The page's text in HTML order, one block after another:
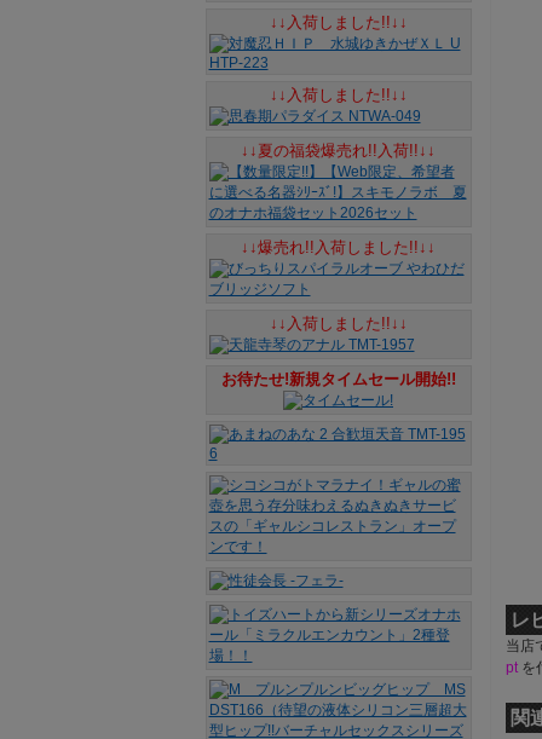
レ
当店
ptを
関
↓↓入荷しました!!↓↓
↓↓入荷しました!!↓↓
↓↓夏の福袋爆売れ!!入荷!!↓↓
↓↓爆売れ!!入荷しました!!↓↓
↓↓入荷しました!!↓↓
お待たせ!新規タイムセール開始!!